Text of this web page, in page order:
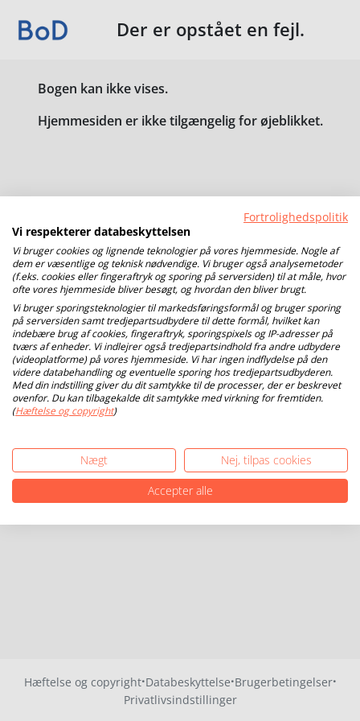
Der er opstået en fejl.
Bogen kan ikke vises.
Hjemmesiden er ikke tilgængelig for øjeblikket.
Hæftelse og copyright·Databeskyttelse·Brugerbetingelser·
Privatlivsindstillinger
Fortrolighedspolitik
Vi respekterer databeskyttelsen
Vi bruger cookies og lignende teknologier på vores hjemmeside. Nogle af
dem er væsentlige og teknisk nødvendige. Vi bruger også analysemetoder
(f.eks. cookies eller fingeraftryk og sporing på serversiden) til at måle, hvor
ofte vores hjemmeside bliver besøgt, og hvordan den bliver brugt.
Vi bruger sporingsteknologier til markedsføringsformål og bruger sporing
på serversiden samt tredjepartsudbydere til dette formål, hvilket kan
indebære brug af cookies, fingeraftryk, sporingspixels og IP-adresser på
tværs af enheder. Vi indlejrer også tredjepartsindhold fra andre udbydere
(videoplatforme) på vores hjemmeside. Vi har ingen indflydelse på den
videre databehandling og eventuelle sporing hos tredjepartsudbyderen.
Med din indstilling giver du dit samtykke til de processer, der er beskrevet
ovenfor. Du kan tilbagekalde dit samtykke med virkning for fremtiden.
(Hæftelse og copyright)
Nægt
Nej, tilpas cookies
Accepter alle